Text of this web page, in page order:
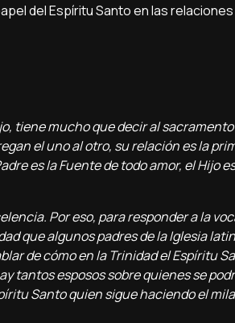
del Espíritu Santo en las
tiene mucho que decir al
el uno al otro, su relación es la
es la Fuente de todo amor, el Hijo
Por eso, para responder a la
que algunos padres de la Iglesia
de cómo en la Trinidad el Espíritu
tantos esposos sobre quienes se
Santo quien sigue haciendo el